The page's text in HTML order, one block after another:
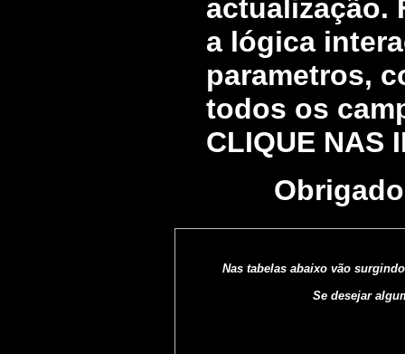
actualização.
a lógica
parametros,
todos os
CLIQUE NAS
Nas tabelas abaixo vão
Se desejar